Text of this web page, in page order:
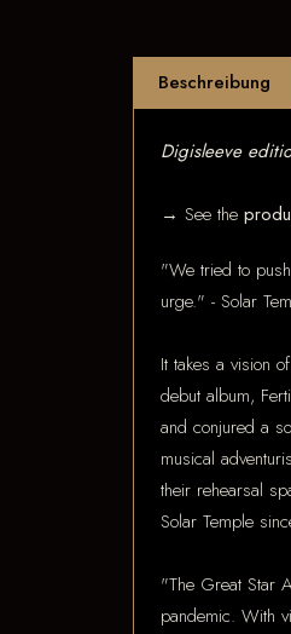
Beschreibung
Digisleeve
→ See the
"We tried to
urge." - Solar
It takes a vision
debut album,
and conjured a
musical
their rehearsal
Solar Temple
"The Great Star
pandemic. With